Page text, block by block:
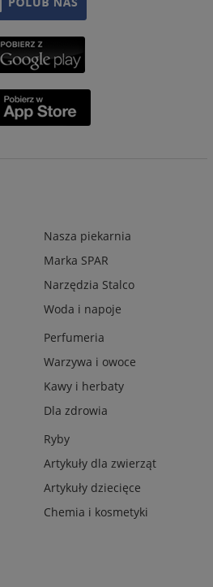
Nasza piekarnia
Marka SPAR
Narzędzia Stalco
Woda i napoje
Perfumeria
Warzywa i owoce
Kawy i herbaty
Dla zdrowia
Ryby
Artykuły dla zwierząt
Artykuły dziecięce
Chemia i kosmetyki